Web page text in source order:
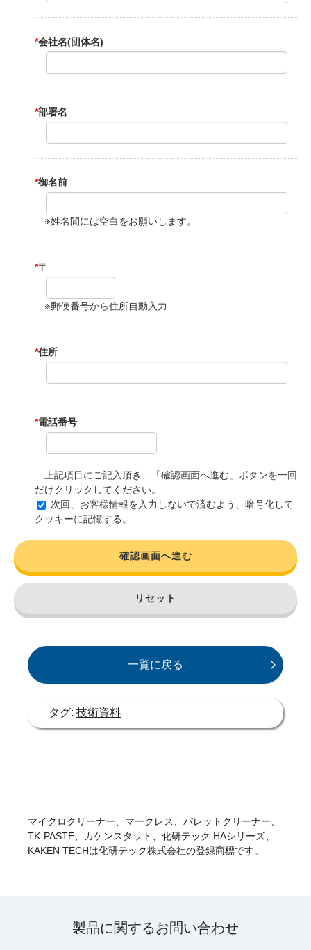
*会社名(団体名)
*部署名
*御名前
※姓名間には空白をお願いします。
*〒
※郵便番号から住所自動入力
*住所
*電話番号
上記項目にご記入頂き、「確認画面へ進む」ボタンを一回
だけクリックしてください。
次回、お客様情報を入力しないで済むよう、暗号化して
クッキーに記憶する。
確認画面へ進む
リセット
一覧に戻る
タグ: 技術資料
マイクロクリーナー、マークレス、パレットクリーナー、
TK-PASTE、カケンスタット、化研テック HAシリーズ、
KAKEN TECHは化研テック株式会社の登録商標です。
製品に関するお問い合わせ